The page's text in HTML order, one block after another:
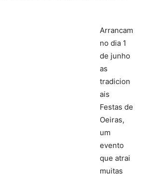
Arrancam
no dia 1
de junho
as
tradicion
ais
Festas de
Oeiras,
um
evento
que atrai
muitas